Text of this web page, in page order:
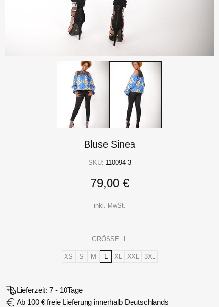
Bluse Sinea
SKU: 110094-3
79,00 €
inkl. MwSt.
GRÖSSE: L
XS S M XL XXL 3XL
Lieferzeit: 7 - 10Tage
Ab 100 € freie Lieferung innerhalb Deutschlands